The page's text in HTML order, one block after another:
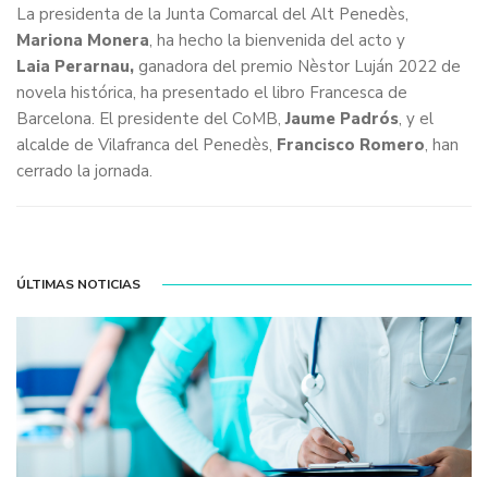
La presidenta de la Junta Comarcal del Alt Penedès,
Mariona Monera, ha hecho la bienvenida del acto y
Laia Perarnau, ganadora del premio Nèstor Luján 2022 de
novela histórica, ha presentado el libro Francesca de
Barcelona. El presidente del CoMB,Jaume Padrós, y el
alcalde de Vilafranca del Penedès, Francisco Romero, han
cerrado la jornada.
ÚLTIMAS NOTICIAS